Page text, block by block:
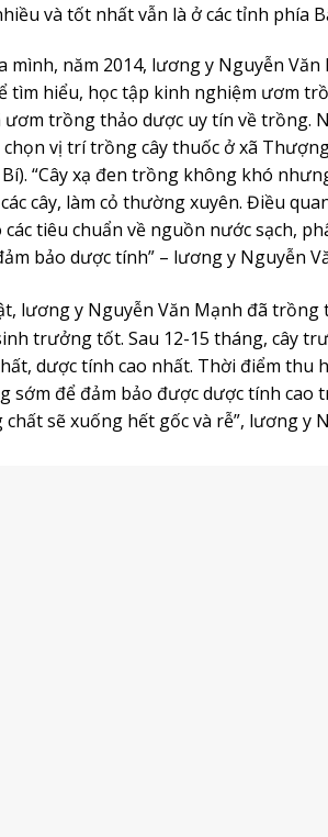
và tốt nhất vẫn là ở các tỉnh phía
mình, năm 2014, lương y Nguyễn
tìm hiểu, học tập kinh nghiệm ươm
trồng thảo dược uy tín về trồng.
vị trí trồng cây thuốc ở xã
“Cây xạ đen trồng không khó
cây, làm cỏ thường xuyên. Điều
tiêu chuẩn về nguồn nước sạch,
bảo dược tính” – lương y Nguyễn
lương y Nguyễn Văn Mạnh đã trồng
trưởng tốt. Sau 12-15 tháng, cây
dược tính cao nhất. Thời điểm thu
sớm để đảm bảo được dược tính
sẽ xuống hết gốc và rễ”, lương y